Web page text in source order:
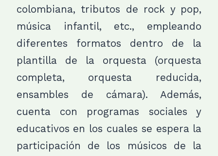
colombiana, tributos de rock y pop,
música infantil, etc., empleando
diferentes formatos dentro de la
plantilla de la orquesta (orquesta
completa, orquesta reducida,
ensambles de cámara). Además,
cuenta con programas sociales y
educativos en los cuales se espera la
participación de los músicos de la